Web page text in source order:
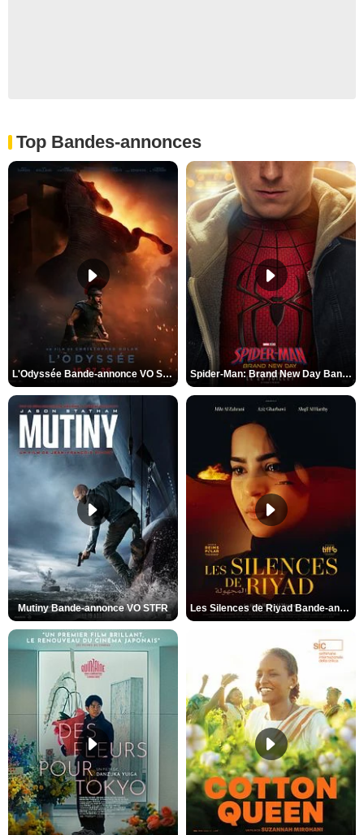
Top Bandes-annonces
L'Odyssée Bande-annonce VO STFR Spider-Man: Brand New Day Bande-annonce VO STFR
Mutiny Bande-annonce VO STFR Les Silences de Riyad Bande-annonce VO STFR